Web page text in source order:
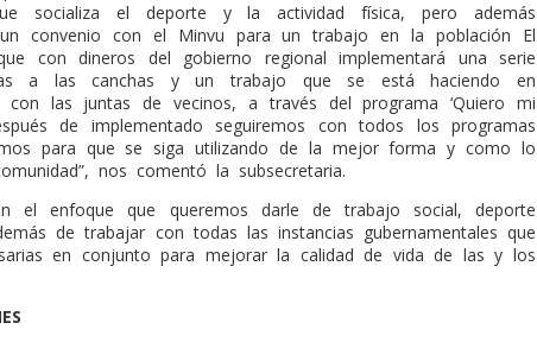
socializa el deporte y la actividad física, pero además
convenio con el Minvu para un trabajo en la población El
con dineros del gobierno regional implementará una serie
a las canchas y un trabajo que se está haciendo en
con las juntas de vecinos, a través del programa ‘Quiero mi
de implementado seguiremos con todos los programas
para que se siga utilizando de la mejor forma y como lo
nos comentó la subsecretaria.
el enfoque que queremos darle de trabajo social, deporte
de trabajar con todas las instancias gubernamentales que
en conjunto para mejorar la calidad de vida de las y los